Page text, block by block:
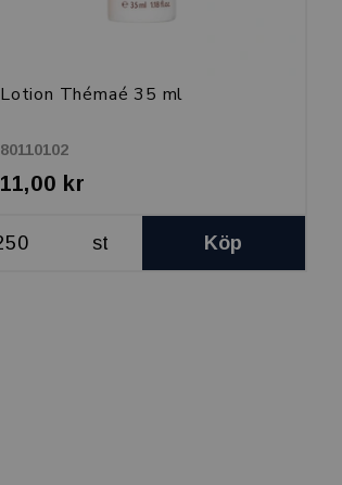
Lotion Thémaé 35 ml
80110102
11,00 kr
st Köp